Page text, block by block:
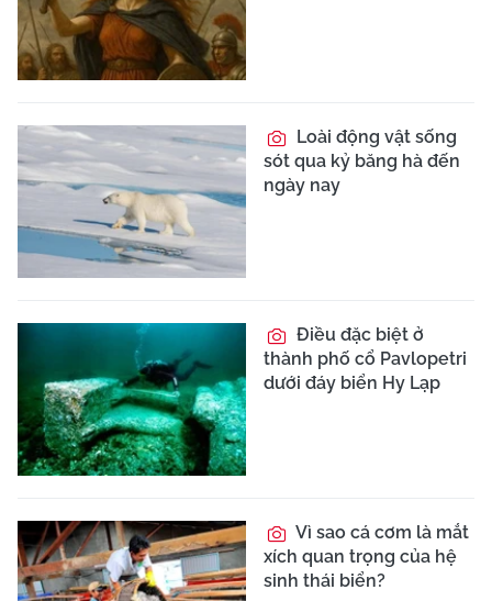
Loài động vật sống
sót qua kỷ băng hà đến
ngày nay
Điều đặc biệt ở
thành phố cổ Pavlopetri
dưới đáy biển Hy Lạp
Vì sao cá cơm là mắt
xích quan trọng của hệ
sinh thái biển?